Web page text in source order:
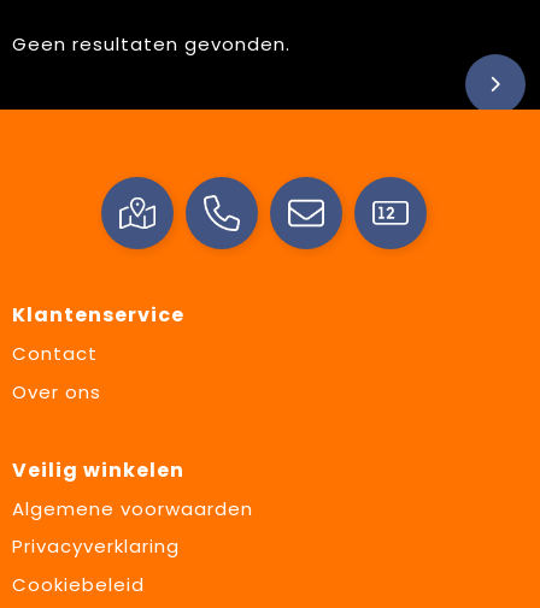
Geen resultaten gevonden.
Klantenservice
Contact
Over ons
Veilig winkelen
Algemene voorwaarden
Privacyverklaring
Cookiebeleid